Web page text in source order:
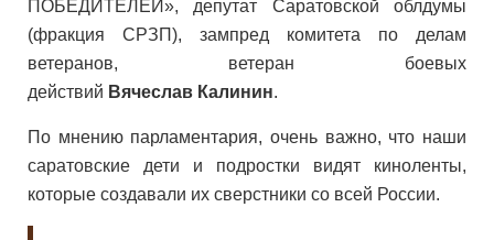
ПОБЕДИТЕЛЕЙ», депутат Саратовской облдумы
(фракция СРЗП), зампред комитета по делам
ветеранов, ветеран боевых
действий Вячеслав Калинин.
По мнению парламентария, очень важно, что наши
саратовские дети и подростки видят киноленты,
которые создавали их сверстники со всей России.